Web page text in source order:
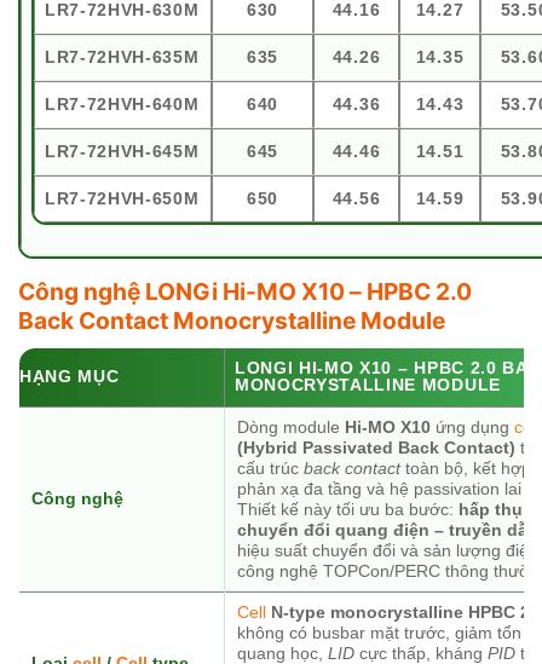
LR7-72HVH-630M 630 44.16 14.27
LR7-72HVH-635M 635 44.26 14.35
LR7-72HVH-640M 640 44.36 14.43
LR7-72HVH-645M 645 44.46 14.51
LR7-72HVH-650M 650 44.56 14.59
Công nghệ LONGi Hi-MO X10 – HPBC 2.0
Back Contact Monocrystalline Module
HẠNG MỤC
LONGI HI-MO X10 – HPBC 2.0
MONOCRYSTALLINE MODULE
Công nghệ
Dòng module Hi-MO X10 ứng dụng cell
(Hybrid Passivated Back Contact)
cấu trúc back contacttoàn bộ, kết hợp
phản xạ đa tầng và hệ passivation lai
Thiết kế này tối ưu ba bước: hấp thụ
chuyển đổi quang điện – truyền
hiệu suất chuyển đổi và sản lượng
công nghệ TOPCon/PERC thông
Cell
N-type monocrystalline HPBC
không có busbar mặt trước, giảm tổn
quang học, LID cực thấp, kháng PID